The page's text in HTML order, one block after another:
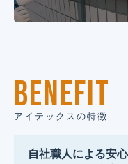
BENEFIT
アイテックスの特徴
自社職人による安